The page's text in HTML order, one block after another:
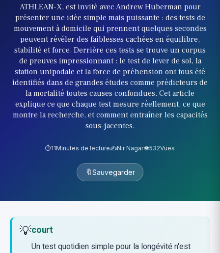
ATHLEAN-X, est invité avec Andrew Huberman pour
présenter une idée simple mais puissante : des tests de
mouvement à domicile qui prennent quelques secondes
peuvent révéler des faiblesses cachées en équilibre,
stabilité et force. Derrière ces tests se trouve un corpus
de preuves impressionnant : le test de lever de sol, la
station unipodale et la force de préhension ont tous été
identifiés dans de grandes études comme prédicteurs de
la mortalité toutes causes confondues. Cet article
explique ce que chaque test mesure réellement, ce que
montre la recherche, et comment entraîner les capacités
sous-jacentes.
⏱️11Minutes de lecture✍️Nir Nagar👁️532Vues
🔖Sauvegarder
💡court
Un test quotidien simple pour la longévité n'est